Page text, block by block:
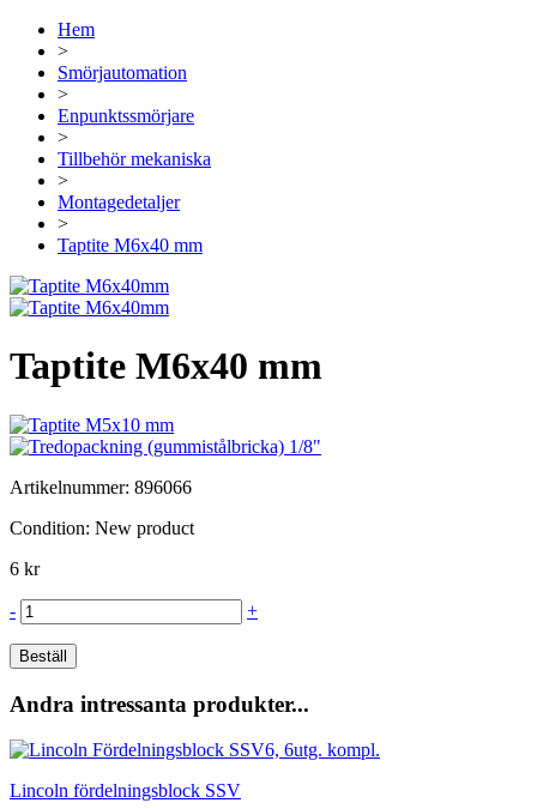
Hem
>
Smörjautomation
>
Enpunktssmörjare
>
Tillbehör mekaniska
>
Montagedetaljer
>
Taptite M6x40 mm
Taptite M6x40 mm
Artikelnummer: 896066
Condition: New product
6 kr
- +
Beställ
Andra intressanta produkter...
Lincoln fördelningsblock SSV